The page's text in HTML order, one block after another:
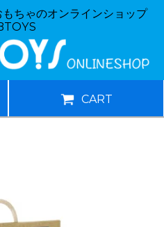
ちゃのオンラインショップ
CART